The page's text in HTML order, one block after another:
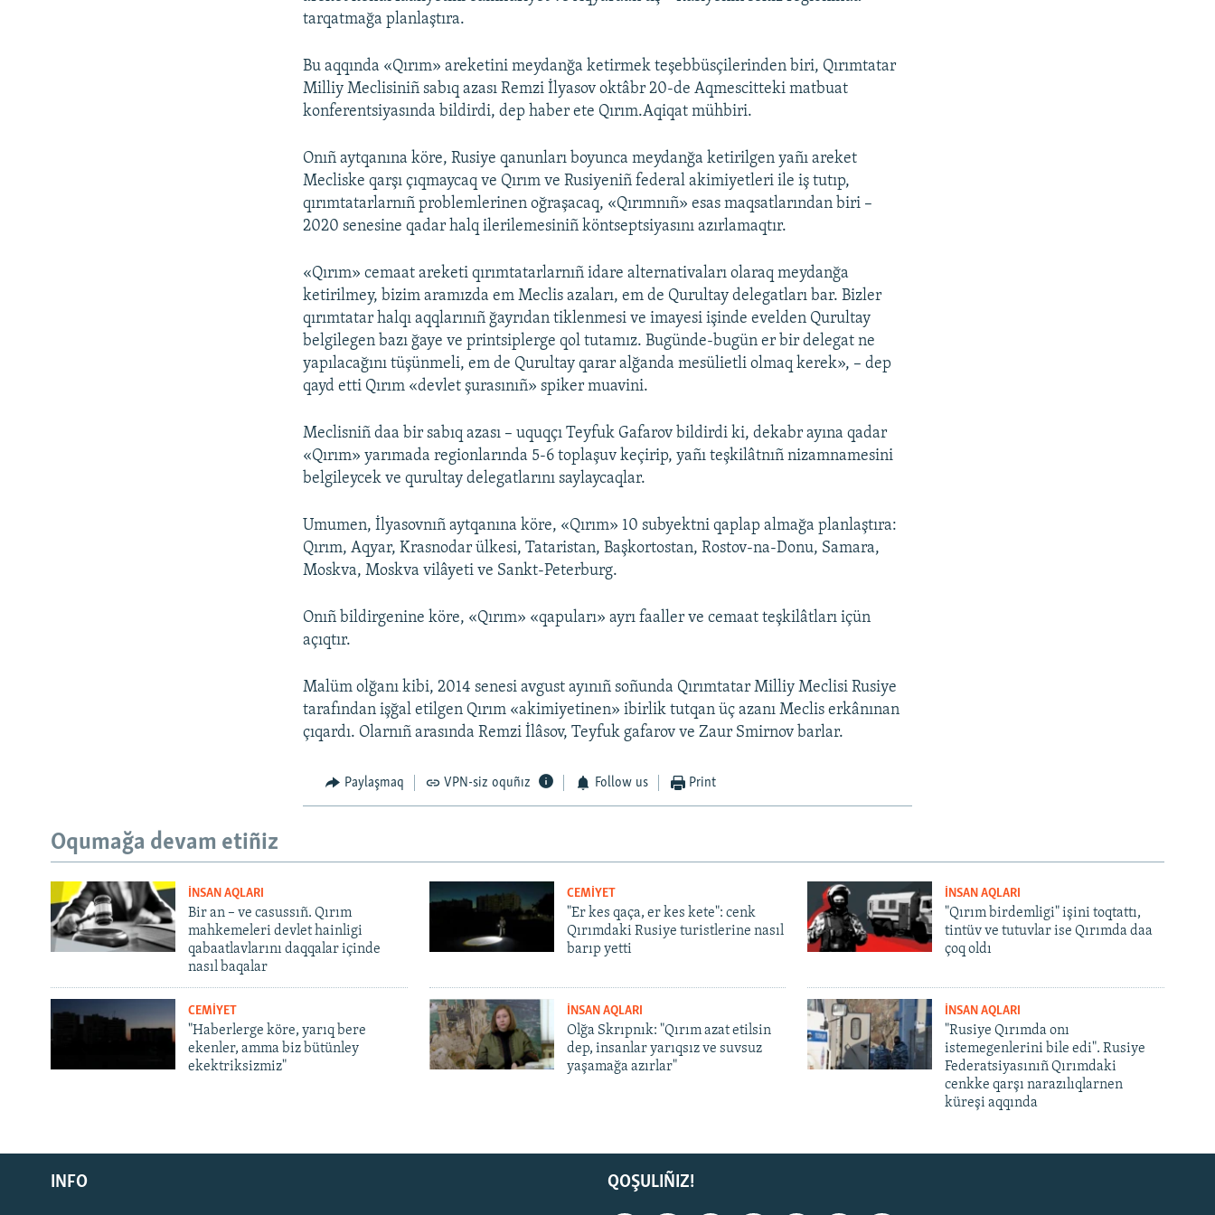
Русский
Українською
tarqatmağa planlaştıra.
Bu aqqında «Qırım» areketini meydanğa ketirmek teşebbüsçilerinden biri, Qırımtatar
Milliy Meclisiniñ sabıq azası Remzi İlyasov oktâbr 20-de Aqmescitteki matbuat
konferentsiyasında bildirdi, dep haber ete Qırım.Aqiqat mühbiri.
Onıñ aytqanına köre, Rusiye qanunları boyunca meydanğa ketirilgen yañı areket
Mecliske qarşı çıqmaycaq ve Qırım ve Rusiyeniñ federal akimiyetleri ile iş tutıp,
qırımtatarlarnıñ problemlerinen oğraşacaq, «Qırımnıñ» esas maqsatlarından biri –
2020 senesine qadar halq ilerilemesiniñ köntseptsiyasını azırlamaqtır.
«Qırım» cemaat areketi qırımtatarlarnıñ idare alternativaları olaraq meydanğa
ketirilmey, bizim aramızda em Meclis azaları, em de Qurultay delegatları bar. Bizler
qırımtatar halqı aqqlarınıñ ğayrıdan tiklenmesi ve imayesi işinde evelden Qurultay
belgilegen bazı ğaye ve printsiplerge qol tutamız. Bugünde-bugün er bir delegat ne
yapılacağını tüşünmeli, em de Qurultay qarar alğanda mesülietli olmaq kerek», – dep
qayd etti Qırım «devlet şurasınıñ» spiker muavini.
Meclisniñ daa bir sabıq azası – uquqçı Teyfuk Gafarov bildirdi ki, dekabr ayına qadar
«Qırım» yarımada regionlarında 5-6 toplaşuv keçirip, yañı teşkilâtnıñ nizamnamesini
belgileycek ve qurultay delegatlarını saylaycaqlar.
Umumen, İlyasovnıñ aytqanına köre, «Qırım» 10 subyektni qaplap almağa planlaştıra:
Qırım, Aqyar, Krasnodar ülkesi, Tataristan, Başkortostan, Rostov-na-Donu, Samara,
Moskva, Moskva vilâyeti ve Sankt-Peterburg.
Onıñ bildirgenine köre, «Qırım» «qapuları» ayrı faaller ve cemaat teşkilâtları içün
açıqtır.
Malüm olğanı kibi, 2014 senesi avgust ayınıñ soñunda Qırımtatar Milliy Meclisi Rusiye
tarafından işğal etilgen Qırım «akimiyetinen» ibirlik tutqan üç azanı Meclis erkânınan
çıqardı. Olarnıñ arasında Remzi İlâsov, Teyfuk gafarov ve Zaur Smirnov barlar.
Paylaşmaq VPN-siz oquñız Follow us Print
Oqumağa devam etiñiz
İNSAN AQLARI
Bir an – ve casussıñ. Qırım
mahkemeleri devlet hainligi
qabaatlavlarını daqqalar içinde
nasıl baqalar
CEMİYET
"Er kes qaça, er kes kete": cenk
Qırımdaki Rusiye turistlerine nasıl
barıp yetti
İNSAN AQLARI
"Qırım birdemligi" işini toqtattı,
tintüv ve tutuvlar ise Qırımda daa
çoq oldı
CEMİYET
"Haberlerge köre, yarıq bere
ekenler, amma biz bütünley
ekektriksizmiz"
İNSAN AQLARI
Olğa Skrıpnık: "Qırım azat etilsin
dep, insanlar yarıqsız ve suvsuz
yaşamağa azırlar"
İNSAN AQLARI
"Rusiye Qırımda onı
istemegenlerini bile edi". Rusiye
Federatsiyasınıñ Qırımdaki
cenkke qarşı narazılıqlarnen
küreşi aqqında
QOŞULIÑIZ!
INFO